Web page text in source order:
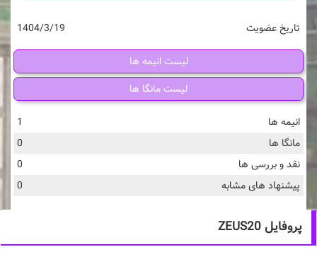
تاریخ عضویت 1404/3/19
لیست انیمه ها
لیست مانگا ها
انیمه ها
1
مانگا ها
0
نقد و بررسی ها
0
پیشنهاد های مشابه
0
پروفایل ZEUS20